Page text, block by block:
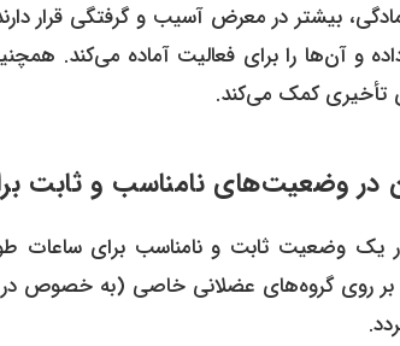
بیشتر در معرض آسیب و گرفتگی قرار
و آن‌ها را برای فعالیت آماده
تأخیری کمک می‌کند.
وضعیت ثابت و نامناسب برای ساعات
روی گروه‌های عضلانی خاصی (به خصوص در